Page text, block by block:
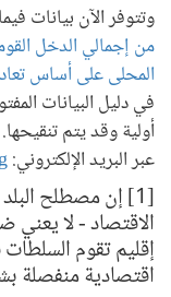
وتتوفر الآن بيانات
من إجمالي الدخل
المحلى على أساس
في دليل البيانات
أولية وقد يتم
عبر البريد الإلكتروني:
[1] إن مصطلح
الاقتصاد - لا يعني
إقليم تقوم
اقتصادية منفصلة